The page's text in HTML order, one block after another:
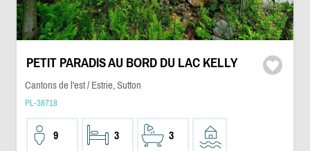
PETIT PARADIS AU BORD DU LAC KELLY
Cantons de l'est / Estrie, Sutton
PL-38718
9 3 3